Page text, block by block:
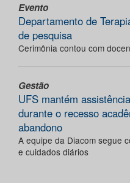
Evento
Departamento de
de pesquisa
Cerimônia contou com
Gestão
UFS mantém
durante o recesso
abandono
A equipe da Diacom segue
e cuidados diários